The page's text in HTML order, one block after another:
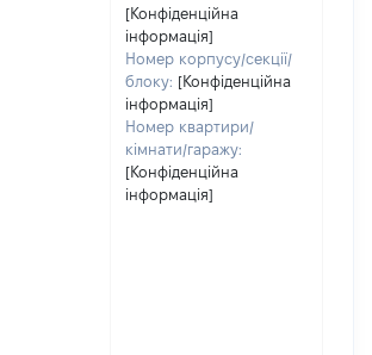
[Конфіденційна
інформація]
Номер корпусу/секції/
блоку: [Конфіденційна
інформація]
Номер квартири/
кімнати/гаражу:
[Конфіденційна
інформація]